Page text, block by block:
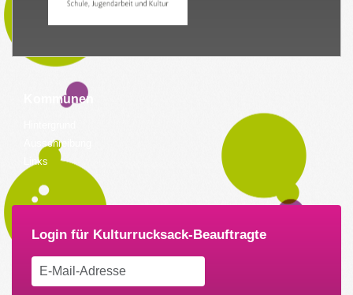
Kommunen
Ausschreibung
Links